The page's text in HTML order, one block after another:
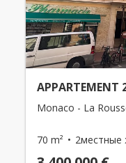
APPARTEMENT
Monaco - La
70 m² 2местные